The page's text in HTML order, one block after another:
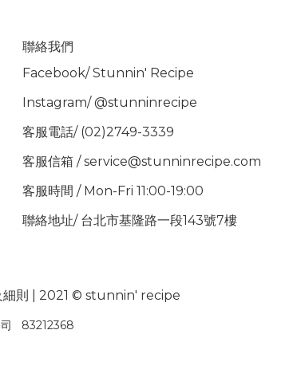
聯絡我們
Facebook/Stunnin' Recipe
Instagram/@stunninrecipe
客服電話/ (02)2749-3339
客服信箱 / service@stunninrecipe.com
客服時間 / Mon-Fri 11:00-19:00
聯絡地址/ 台北市基隆路一段143號7樓
則 | 2021 © stunnin' recipe
司 83212368